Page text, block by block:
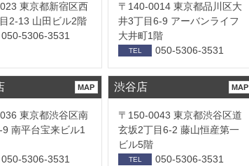
東京都新宿区西
2-13 山田ビル2階
050-5306-3531
〒140-0014 東京都品川区大
井3丁目6-9 アーバンライフ
大井町1階
TEL 050-5306-3531
MAP
東京都渋谷区南
9 南平台宝来ビル1
050-5306-3531
渋谷店 MAP
〒150-0043 東京都渋谷区道
玄坂2丁目6-2 藤山恒産第一
ビル5階
TEL 050-5306-3531